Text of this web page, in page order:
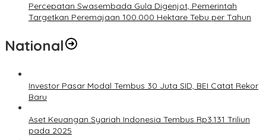
Percepatan Swasembada Gula Digenjot, Pemerintah
Targetkan Peremajaan 100.000 Hektare Tebu per Tahun
National
Investor Pasar Modal Tembus 30 Juta SID, BEI Catat Rekor
Baru
Aset Keuangan Syariah Indonesia Tembus Rp3.131 Triliun
pada 2025